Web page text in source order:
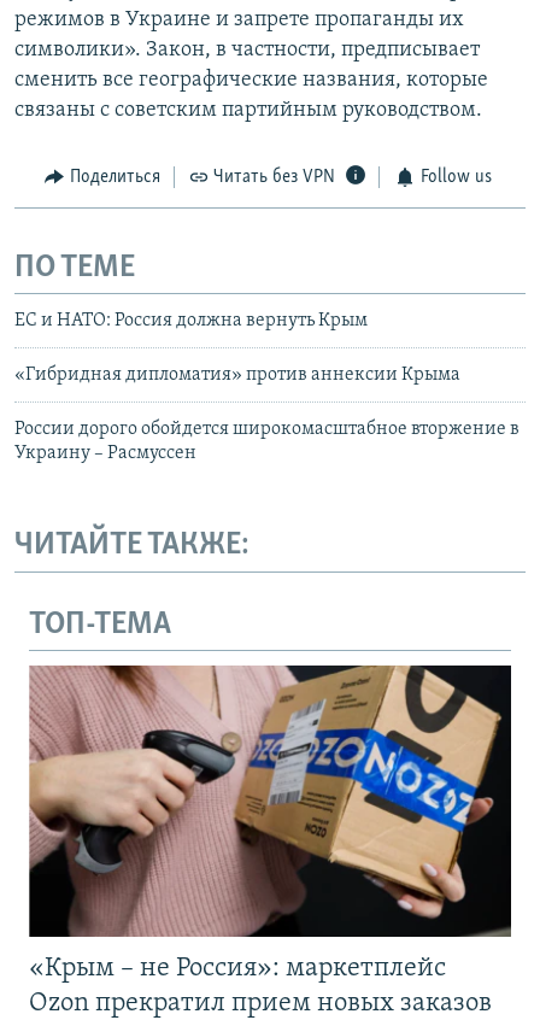
режимов в Украине и запрете пропаганды их
символики». Закон, в частности, предписывает
сменить все географические названия, которые
связаны с советским партийным руководством.
Поделиться Читать без VPN Follow us
ПО ТЕМЕ
ЕС и НАТО: Россия должна вернуть Крым
«Гибридная дипломатия» против аннексии Крыма
России дорого обойдется широкомасштабное вторжение в
Украину – Расмуссен
ЧИТАЙТЕ ТАКЖЕ:
ТОП-ТЕМА
«Крым – не Россия»: маркетплейс
Ozon прекратил прием новых заказов